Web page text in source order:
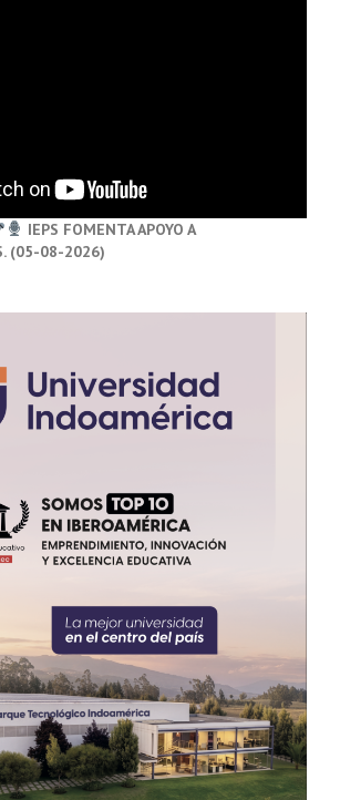
IEPS FOMENTA APOYO A
(05-08-2026)